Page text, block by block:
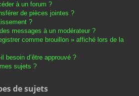
à un forum ?
de pièces jointes ?
?
messages à un modérateur ?
comme brouillon » affiché lors de la
besoin d’être approuvé ?
sujets ?
de sujets